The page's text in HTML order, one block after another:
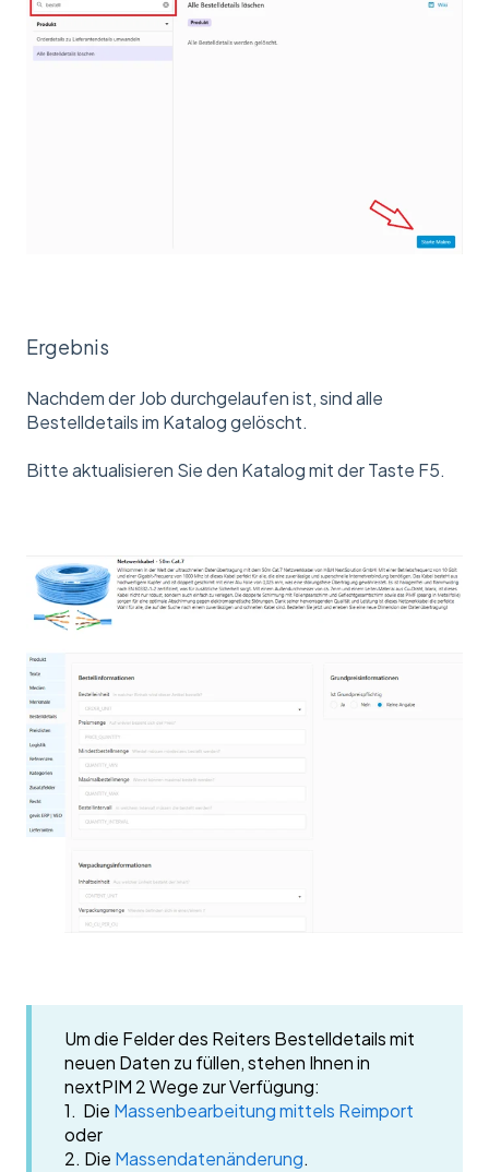
Ergebnis
Nachdem der Job durchgelaufen ist, sind alle
Bestelldetails im Katalog gelöscht.
Bitte aktualisieren Sie den Katalog mit der Taste F5.
Um die Felder des Reiters Bestelldetails mit
neuen Daten zu füllen, stehen Ihnen in
nextPIM 2 Wege zur Verfügung:
1. Die Massenbearbeitung mittels Reimport
oder
2. Die Massendatenänderung.